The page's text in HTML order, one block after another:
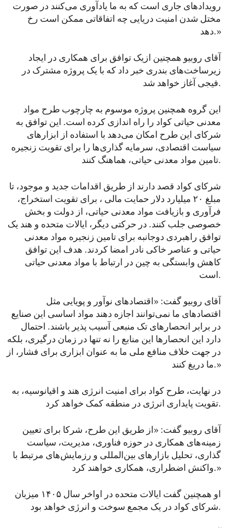
رویدادهای جاری است که به ما یادآوری می‌کنند در صورت
مختل‌ شدن امنیت دریایی چه اتفاقاتی ممکن است رخ
دهد.»
آقای روبیو همچنین ازیک توافق برای همکاری در ایجاد
زیرساخت‌های بندری خبر داد که با یک پروژه مشترک در
فیجی آغاز خواهد شد.
این گروه همچنین پروژه موسوم به چارچوب طرح مواد
معدنی حیاتی کواد را راه‌ اندازی کرده است. این توافق به
شرکای این طرح امکان می‌دهد با استفاده از ابزارهای
سیاست اقتصادی، سرمایه ‌گذاری‌ها را برای تقویت زنجیره‌
تامین مواد معدنی حیاتی، هماهنگ کنند.
شرکای کواد قصد دارند از طریق اقدامات جدید و موجود، تا
مبلغ ۲۰ میلیارد دلار حمایت مالی ، برای تقویت استخراج،
فرآوری و بازیافت مواد معدنی حیاتی، از دولت و بخش
خصوصی جلب کنند. در حرکتی دیگر، ایالات متحده و هند یک
توافق راهبردی دوجانبه برای تامین زنجیره مواد معدنی
حیاتی و عناصر خاکی نادر امضا کردند. هدف این توافق
کاهش وابستگی به چین در ارتباط با مواد معدنی حیاتی
است.
آقای روبیو گفت: «اقتصادهای نوآور و پویایی مثل
اقتصادهای ما نمی‌توانند اجازه دهند مواد اساسی این صنایع
در برابر انحصارهای تک ‌منبعی آسیب ‌پذیر باشند. احتمال
دارد این انحصارها این منابع را نه‌ تنها در زمان درگیری، بلکه
در جهت خلاف منافع ملی ما به عنوان ابزاری برای فشار، از
ما دریغ کنند.»
در نهایت، طرح کواد برای امنیت انرژی هند و اقیانوسیه، به
تقویت پایداری انرژی در منطقه کمک خواهد کرد.
آقای روبیو گفت: «از طریق این طرح، شرکا برای تعیین
زمینه‌های همکاری در حوزه فناوری، مدیریت، سیاست
‌گذاری، تحلیل بازارهای بین‌المللی و رزمایش‌های مرتبط با
واکنش اضطراری، همکاری خواهند کرد.»
او همچنین گفت ایالات متحده در اواخر سال ۱۴۰۵ میزبان
شرکای کواد در یک مجمع سوخت و انرژی خواهد بود.